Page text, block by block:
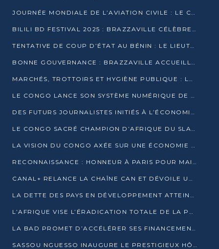
JOURNÉE MONDIALE DE L’AVIATION CIVILE : LE CONGO MISE SUR L’INNOVATION ET LA SÉCURITÉ
BILILI BD FESTIVAL 2025 : BRAZZAVILLE CÉLÈBRE DIX ANS DE CRÉATION GRAPHIQUE AFRICAINE
TENTATIVE DE COUP D’ÉTAT AU BÉNIN : LE LIEUTENANT-COLONEL TIGRI S’AUTOPROCLAME CHEF D’UN COMITÉ MILITAIRE
BONNE GOUVERNANCE : BRAZZAVILLE ACCUEILLE LES PREMIÈRES JOURNÉES CONGOLAISES DE L’ÉVALUATION
MARCHÉS, TROTTOIRS ET HYGIÈNE PUBLIQUE : LE GOUVERNEMENT DURCIT LE TON
LE CONGO LANCE SON SYSTÈME NUMÉRIQUE DE VÉRIFICATION DU BOIS
DES FUTURS JOURNALISTES INITIÉS À L’ÉCONOMIE BLEUE DURABLE
LE CONGO SACRÉ CHAMPION D’AFRIQUE DU SLAM 2025
LA VISION DU CONGO AXÉE SUR UNE ÉCONOMIE BAS CARBONE AU RENDEZ-VOUS DE MONACO 2025
RECONNAISSANCE : HONNEUR À PARIS POUR MAIXENT RAOUL OMINGA
CANAL+ RELANCE LA CHAÎNE CAN ET DÉVOILE UNE OFFRE EXCEPTIONNELLE POUR DÉCEMBRE
LA DETTE DES PAYS EN DÉVELOPPEMENT ATTEINT UN SOMMET HISTORIQUE ENTRE 2022 ET 2024
L’AFRIQUE VISE L’ÉRADICATION TOTALE DE LA POLIOMYÉLITE D’ICI 2026
LA BAD PROMET D’ACCÉLÉRER SES FINANCEMENTS AVEC LE MINISTÈRE DE L’ASSAINISSEMENT
SASSOU NGUESSO INAUGURE LE PRESTIGIEUX HÔTEL KEMPINSKI BRAZZAVILLE